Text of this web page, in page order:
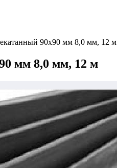
90х90 мм 8,0 мм, 12 м
мм 8,0 мм, 12 м